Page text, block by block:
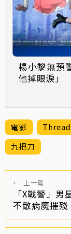
楊小黎無預
他掉眼淚」
電影
九把刀
← 上一篇
「X戰警」
不敵病魔摧殘